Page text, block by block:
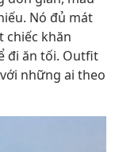
Nó đủ mát
chiếc khăn
đi ăn tối. Outfit
những ai theo